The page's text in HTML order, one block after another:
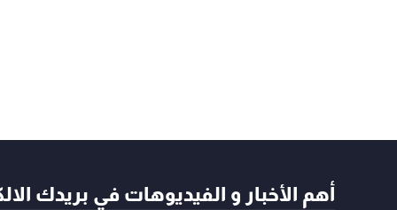
أهم الأخبار و الفيديوهات في بريدك